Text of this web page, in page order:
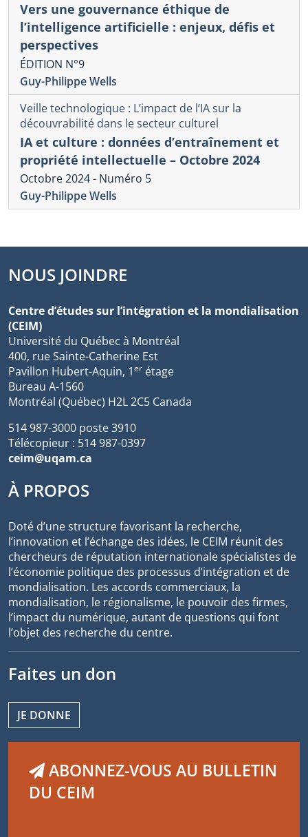
Vers une gouvernance éthique de
l’intelligence artificielle : enjeux, défis et
perspectives
ÉDITION N°9
Guy-Philippe Wells
Veille technologique : L’impact de l’IA sur la
découvrabilité dans le secteur culturel
IA et culture : données d’entraînement et
propriété intellectuelle – Octobre 2024
Octobre 2024 - Numéro 5
Guy-Philippe Wells
NOUS JOINDRE
Centre d’études sur l’intégration et la mondialisation
(CEIM)
Université du Québec à Montréal
400, rue Sainte-Catherine Est
Pavillon Hubert-Aquin, 1er étage
Bureau A-1560
Montréal (Québec) H2L 2C5 Canada
514 987-3000 poste 3910
Télécopieur : 514 987-0397
ceim@uqam.ca
À PROPOS
Doté d’une structure favorisant la recherche,
l’innovation et l’échange des idées, le CEIM réunit des
chercheurs de réputation internationale spécialistes de
l’économie politique des processus d’intégration et de
mondialisation. Les accords commerciaux, la
mondialisation, le régionalisme, le pouvoir des firmes,
l’impact du numérique, autant de questions qui font
l’objet des recherche du centre.
Faites un don
JE DONNE
ABONNEZ-VOUS AU BULLETIN
DU CEIM